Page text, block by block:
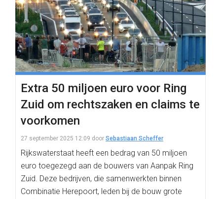
Extra 50 miljoen euro voor Ring
Zuid om rechtszaken en claims te
voorkomen
27 september 2025 12:09 door Sebastiaan Scheffer
Rijkswaterstaat heeft een bedrag van 50 miljoen
euro toegezegd aan de bouwers van Aanpak Ring
Zuid. Deze bedrijven, die samenwerkten binnen
Combinatie Herepoort, leden bij de bouw grote